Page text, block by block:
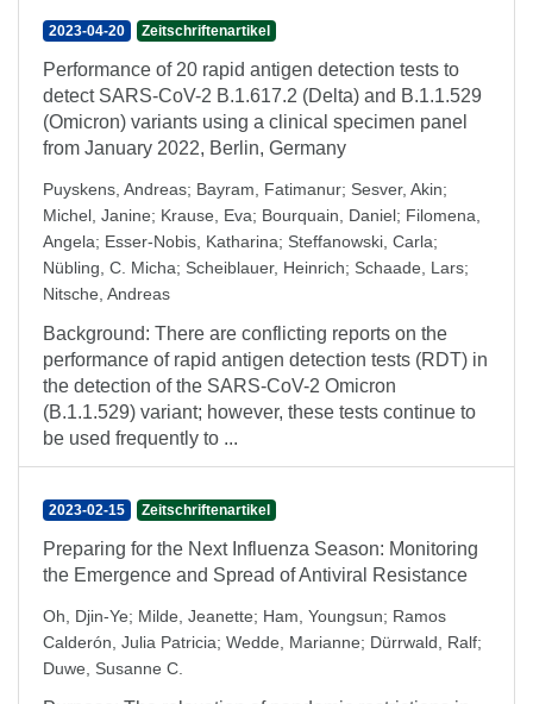
2023-04-20 Zeitschriftenartikel
Performance of 20 rapid antigen detection tests to
detect SARS-CoV-2 B.1.617.2 (Delta) and B.1.1.529
(Omicron) variants using a clinical specimen panel
from January 2022, Berlin, Germany
Puyskens, Andreas; Bayram, Fatimanur; Sesver, Akin;
Michel, Janine; Krause, Eva; Bourquain, Daniel; Filomena,
Angela; Esser-Nobis, Katharina; Steffanowski, Carla;
Nübling, C. Micha; Scheiblauer, Heinrich; Schaade, Lars;
Nitsche, Andreas
Background: There are conflicting reports on the
performance of rapid antigen detection tests (RDT) in
the detection of the SARS-CoV-2 Omicron
(B.1.1.529) variant; however, these tests continue to
be used frequently to ...
2023-02-15 Zeitschriftenartikel
Preparing for the Next Influenza Season: Monitoring
the Emergence and Spread of Antiviral Resistance
Oh, Djin-Ye; Milde, Jeanette; Ham, Youngsun; Ramos
Calderón, Julia Patricia; Wedde, Marianne; Dürrwald, Ralf;
Duwe, Susanne C.